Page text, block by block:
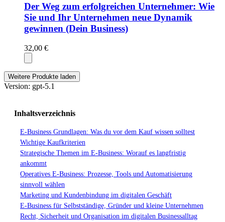
Der Weg zum erfolgreichen Unternehmer: Wie
Sie und Ihr Unternehmen neue Dynamik
gewinnen (Dein Business)
32,00 €
Weitere Produkte laden
Version: gpt-5.1
Inhaltsverzeichnis
E-Business Grundlagen: Was du vor dem Kauf wissen solltest
Wichtige Kaufkriterien
Strategische Themen im E-Business: Worauf es langfristig
ankommt
Operatives E-Business: Prozesse, Tools und Automatisierung
sinnvoll wählen
Marketing und Kundenbindung im digitalen Geschäft
E-Business für Selbstständige, Gründer und kleine Unternehmen
Recht, Sicherheit und Organisation im digitalen Businessalltag